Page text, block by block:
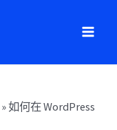
»如何在 WordPress